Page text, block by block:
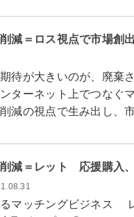
減＝ロス視点で市場
待が大きいのが、廃棄
ターネット上でつなぐ
減の視点で生み出し、
減＝レット 応援購入
ッチングビジネス レ